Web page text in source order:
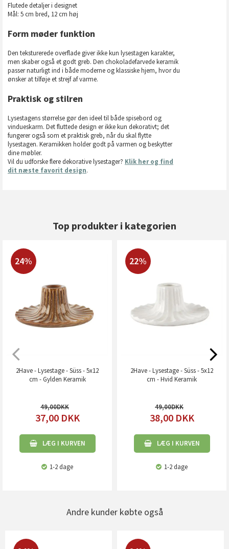
Flutede detaljer i designet
Mål: 5 cm bred, 12 cm høj
Form møder funktion
Den teksturerede overflade giver ikke kun lysestagen karakter,
men skaber også et godt greb. Den chokoladefarvede keramik
passer naturligt ind i både moderne og klassiske hjem, hvor du
ønsker at tilføje et strejf af varme.
Praktisk og stilren
Lysestagens størrelse gør den ideel til både spisebord og
vindueskarm. Det fluttede design er ikke kun dekorativt; det
fungerer også som et praktisk greb, når du skal flytte
lysestagen. Keramikken holder godt på varmen og beskytter
dine møbler.
Vil du udforske flere dekorative lysestager? Klik her og find
dit næste favorit design.
Top produkter i kategorien
24%
2Have - Lysestage - Süss - 5x12
cm - Gylden Keramik
49,00
37,00 DKK
LÆG I KURVEN
1-2 dage
22%
2Have - Lysestage - Süss - 5x12
cm - Hvid Keramik
49,00
38,00 DKK
LÆG I KURVEN
1-2 dage
Andre kunder købte også